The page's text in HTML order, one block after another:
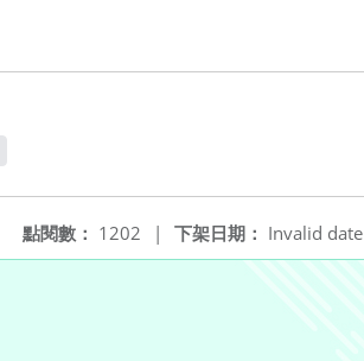
下架日期： Invalid date
點閱數： 1202 |